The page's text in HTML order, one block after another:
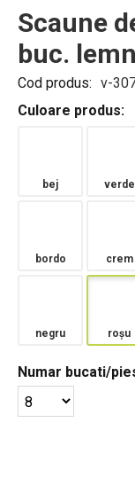
Scaune
buc.
Cod produs: v-
Culoare produs:
bej verde
bordo crem
negru roșu
Numar bucati/